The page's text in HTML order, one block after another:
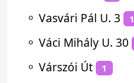
⚬ Vasvári Pál U. 3 1
⚬ Váci Mihály U. 30
⚬ Várszói Út 1